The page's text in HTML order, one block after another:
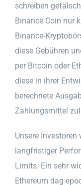
schreiben
Binance Coin nur
Binance-
diese Gebühren
per Bitcoin oder
diese in ihrer
berechnete
Zahlungsmittel
Unsere
langfristiger
Limits. Ein sehr
Ethereum dag